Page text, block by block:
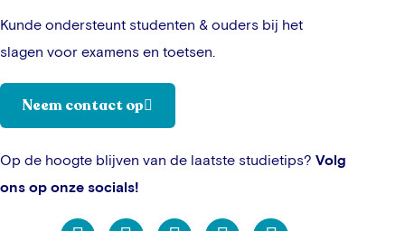
Kunde ondersteunt studenten & ouders bij het
slagen voor examens en toetsen.
Neem contact op
Op de hoogte blijven van de laatste studietips? Volg
ons op onze socials!